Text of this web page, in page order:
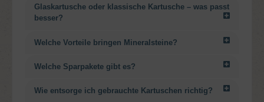
Glaskartusche oder klassische Kartusche – was passt
besser?
Welche Vorteile bringen Mineralsteine?
Welche Sparpakete gibt es?
Wie entsorge ich gebrauchte Kartuschen richtig?